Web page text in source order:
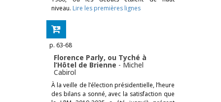
niveau. Lire les premières lignes
p. 63-68
Florence Parly, ou Tyché à
l’Hôtel de Brienne - Michel
Cabirol
À la veille de l’élection présidentielle, l’heure
des bilans a sonné, avec la satisfaction que